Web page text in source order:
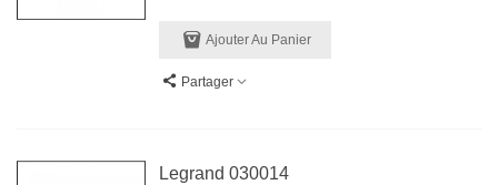
Ajouter Au Panier
Partager
Legrand 030014